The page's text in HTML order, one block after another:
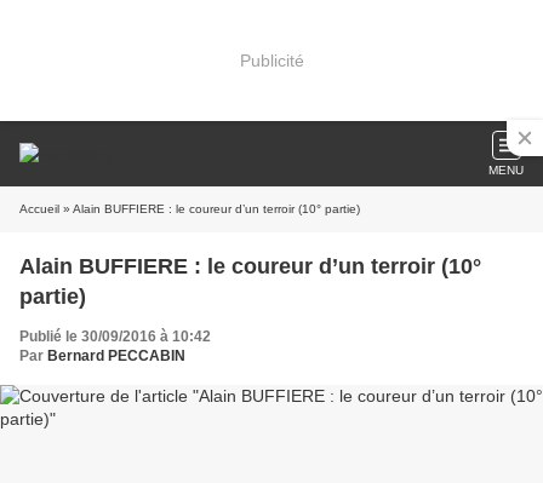
Publicité
MENU
Accueil » Alain BUFFIERE : le coureur d’un terroir (10° partie)
Alain BUFFIERE : le coureur d’un terroir (10°
partie)
Publié le 30/09/2016 à 10:42
Par Bernard PECCABIN